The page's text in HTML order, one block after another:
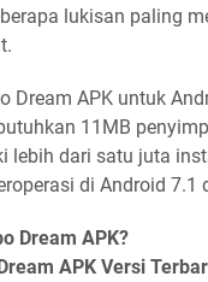
lukisan paling
Dream APK untuk
11MB
lebih dari satu juta
di Android 7.1
Dream APK?
APK Versi